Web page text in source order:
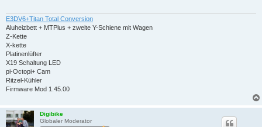
E3DV6+Titan Total Conversion
Aluheizbett + MTPlus + zweite Y-Schiene mit Wagen
Z-Kette
X-kette
Platinenlüfter
X19 Schaltung LED
pi-Octopi+ Cam
Ritzel-Kühler
Firmware Mod 1.45.00
Digibike
Globaler Moderator